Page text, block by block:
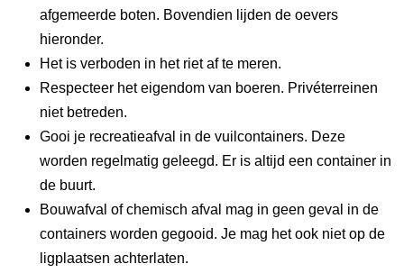
afgemeerde boten. Bovendien lijden de oevers
hieronder.
Het is verboden in het riet af te meren.
Respecteer het eigendom van boeren. Privéterreinen
niet betreden.
Gooi je recreatieafval in de vuilcontainers. Deze
worden regelmatig geleegd. Er is altijd een container in
de buurt.
Bouwafval of chemisch afval mag in geen geval in de
containers worden gegooid. Je mag het ook niet op de
ligplaatsen achterlaten.